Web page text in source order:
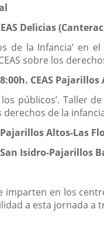
Delicias
de la Infancia’ en
sobre los
CEAS
públicos’. Taller
de la
Altos-Las
San Isidro-Pajarillos
en los
a esta jornada a